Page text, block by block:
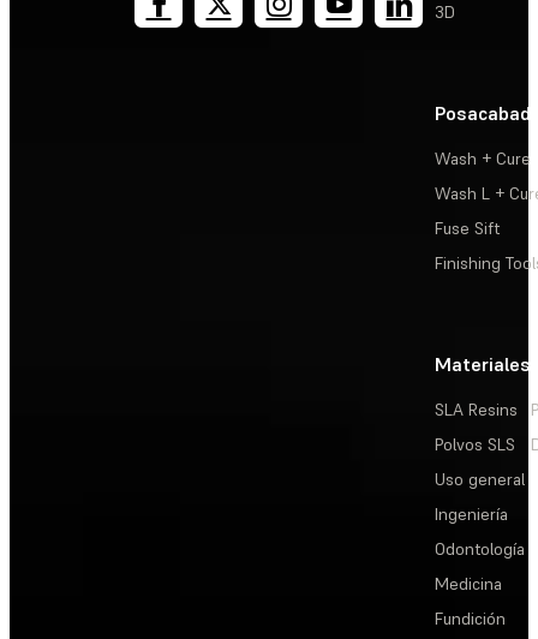
3D
Wash + Cure
Wash L +
Fuse Sift
Finishing
Materiales
SLA Resins
Polvos SLS
Uso general
Ingeniería
Odontología
Medicina
Fundición